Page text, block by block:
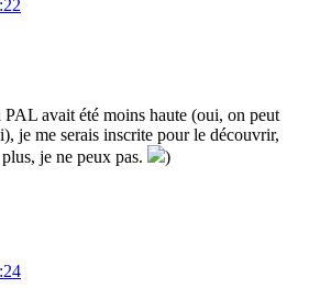
PAL avait été moins haute (oui, on peut
je me serais inscrite pour le découvrir,
je ne peux pas.
)